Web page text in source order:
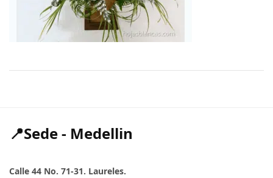
📍Sede - Medellin
Calle 44 No. 71-31. Laureles.